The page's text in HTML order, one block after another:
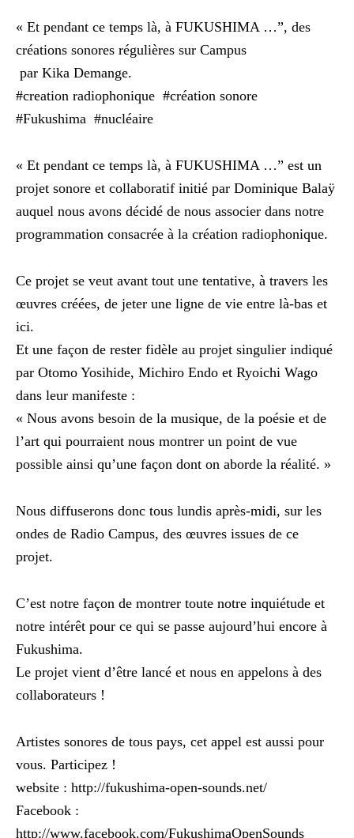
« Et pendant ce temps là, à FUKUSHIMA …”, des
créations sonores régulières sur Campus
par Kika Demange.
#creation radiophonique #création sonore
#Fukushima #nucléaire
« Et pendant ce temps là, à FUKUSHIMA …” est un
projet sonore et collaboratif initié par Dominique Balaÿ
auquel nous avons décidé de nous associer dans notre
programmation consacrée à la création radiophonique.
Ce projet se veut avant tout une tentative, à travers les
œuvres créées, de jeter une ligne de vie entre là-bas et
ici.
Et une façon de rester fidèle au projet singulier indiqué
par Otomo Yosihide, Michiro Endo et Ryoichi Wago
dans leur manifeste :
« Nous avons besoin de la musique, de la poésie et de
l’art qui pourraient nous montrer un point de vue
possible ainsi qu’une façon dont on aborde la réalité. »
Nous diffuserons donc tous lundis après-midi, sur les
ondes de Radio Campus, des œuvres issues de ce
projet.
C’est notre façon de montrer toute notre inquiétude et
notre intérêt pour ce qui se passe aujourd’hui encore à
Fukushima.
Le projet vient d’être lancé et nous en appelons à des
collaborateurs !
Artistes sonores de tous pays, cet appel est aussi pour
vous. Participez !
website : http://fukushima-open-sounds.net/
Facebook :
http://www.facebook.com/FukushimaOpenSounds